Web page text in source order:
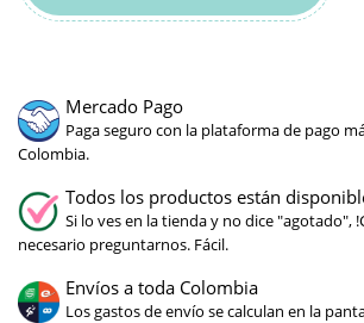
Mercado Pago
Paga seguro con la plataforma de pago
Colombia.
Todos los productos están
Si lo ves en la tienda y no dice "agotado",
necesario preguntarnos. Fácil.
Envíos a toda Colombia
Los gastos de envío se calculan en la